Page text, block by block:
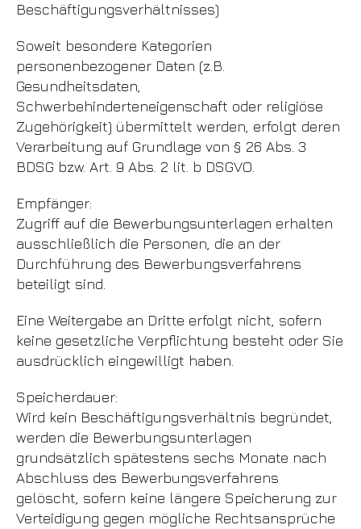
Beschäftigungsverhältnisses)
Soweit besondere Kategorien
personenbezogener Daten (z.B.
Gesundheitsdaten,
Schwerbehinderteneigenschaft oder religiöse
Zugehörigkeit) übermittelt werden, erfolgt deren
Verarbeitung auf Grundlage von § 26 Abs. 3
BDSG bzw. Art. 9 Abs. 2 lit. b DSGVO.
Empfänger:
Zugriff auf die Bewerbungsunterlagen erhalten
ausschließlich die Personen, die an der
Durchführung des Bewerbungsverfahrens
beteiligt sind.
Eine Weitergabe an Dritte erfolgt nicht, sofern
keine gesetzliche Verpflichtung besteht oder Sie
ausdrücklich eingewilligt haben.
Speicherdauer:
Wird kein Beschäftigungsverhältnis begründet,
werden die Bewerbungsunterlagen
grundsätzlich spätestens sechs Monate nach
Abschluss des Bewerbungsverfahrens
gelöscht, sofern keine längere Speicherung zur
Verteidigung gegen mögliche Rechtsansprüche